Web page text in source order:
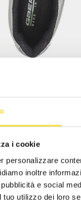
i cookie
personalizzare
inoltre
e social
tuo utilizzo dei loro